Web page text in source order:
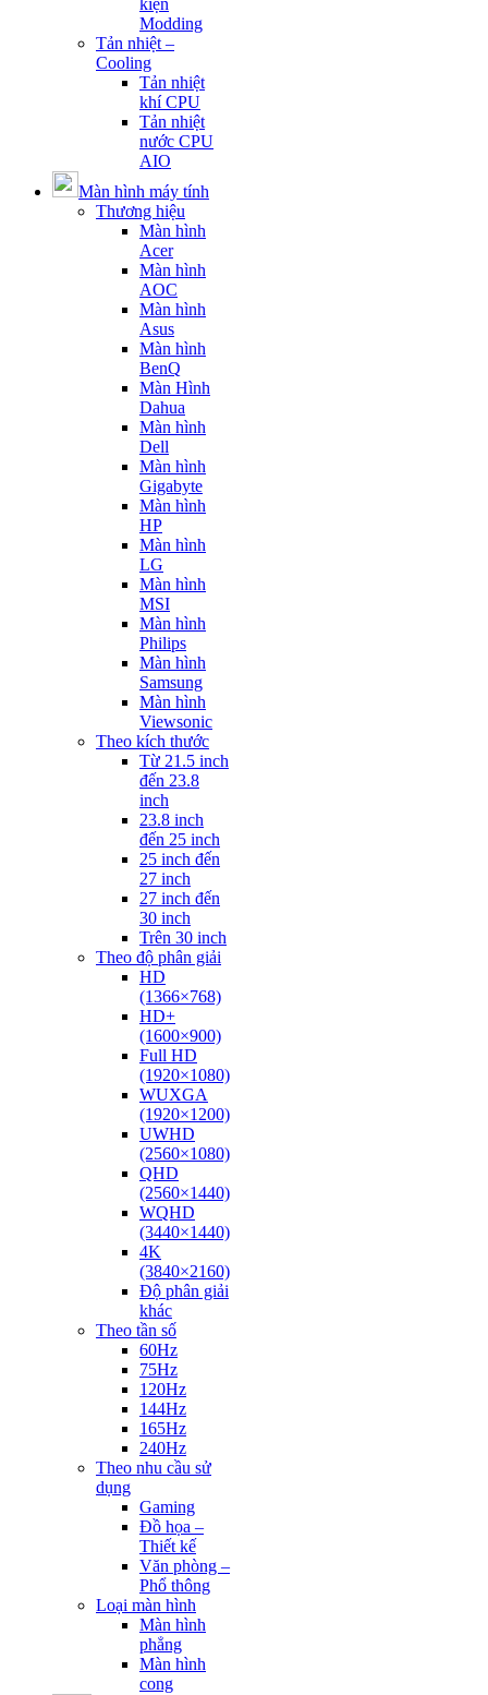
kiện
Modding
Tản nhiệt –
Cooling
Tản nhiệt
khí CPU
Tản nhiệt
nước CPU
AIO
Màn hình máy tính
Thương hiệu
Màn hình
Acer
Màn hình
AOC
Màn hình
Asus
Màn hình
BenQ
Màn Hình
Dahua
Màn hình
Dell
Màn hình
Gigabyte
Màn hình
HP
Màn hình
LG
Màn hình
MSI
Màn hình
Philips
Màn hình
Samsung
Màn hình
Viewsonic
Theo kích thước
Từ 21.5 inch
đến 23.8
inch
23.8 inch
đến 25 inch
25 inch đến
27 inch
27 inch đến
30 inch
Trên 30 inch
Theo độ phân giải
HD
(1366×768)
HD+
(1600×900)
Full HD
(1920×1080)
WUXGA
(1920×1200)
UWHD
(2560×1080)
QHD
(2560×1440)
WQHD
(3440×1440)
4K
(3840×2160)
Độ phân giải
khác
Theo tần số
60Hz
75Hz
120Hz
144Hz
165Hz
240Hz
Theo nhu cầu sử
dụng
Gaming
Đồ họa –
Thiết kế
Văn phòng –
Phổ thông
Loại màn hình
Màn hình
phẳng
Màn hình
cong